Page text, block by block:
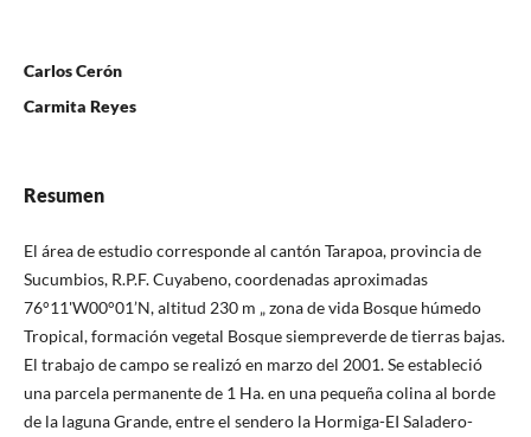
Carlos Cerón
Carmita Reyes
Resumen
El área de estudio corresponde al cantón Tarapoa, provincia de
Sucumbios, R.P.F. Cuyabeno, coordenadas aproximadas
76°11'W00°01’N, altitud 230 m „ zona de vida Bosque húmedo
Tropical, formación vegetal Bosque siempreverde de tierras bajas.
El trabajo de campo se realizó en marzo del 2001. Se estableció
una parcela permanente de 1 Ha. en una pequeña colina al borde
de la laguna Grande, entre el sendero la Hormiga-EI Saladero-